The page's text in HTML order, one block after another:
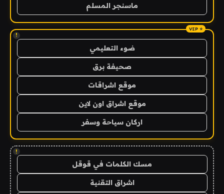
ماسنجر المسلم
!
ضوء التعليمي
صحيفة برق
موقع اشراقات
موقع اشراق اون لاين
اركان سياحة وسفر
!
مسك الكلمات في قوقل
اشراق التقنية